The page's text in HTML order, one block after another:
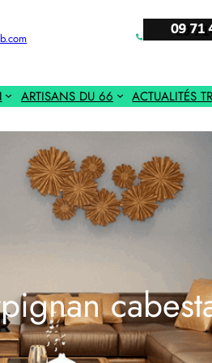
ARTISANS DU 66 ACTUALITÉS